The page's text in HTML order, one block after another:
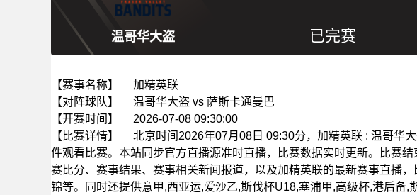
温哥华大盗 已完赛
【赛事名称】
加精英联
【对阵球队】
温哥华大盗 vs 萨斯卡通曼巴
【开赛时间】
2026-07-08 09:30:00
【比赛详情】
北京时间2026年07月08日 09:30分，加精英联 : 温哥华
件观看比赛。本站同步官方直播源准时直播，比赛数据实时更新。比赛
赛比分、赛事结果、赛事相关新闻报道，以及加精英联的最新赛事直播
锦等。同时还提供意甲,西亚运,爱沙乙,斯伐杯U18,塞浦甲,高级杯,港后备,